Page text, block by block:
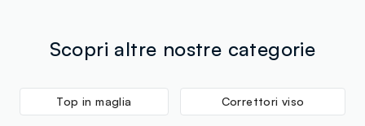
Scopri altre nostre categorie
Top in maglia Correttori viso